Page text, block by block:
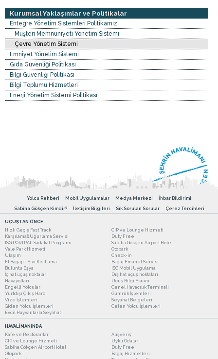
Kurumsal Yaklaşımlar ve Politikalar
Entegre Yönetim Sistemleri Politikamız
Müşteri Memnuniyeti Yönetim Sistemi
Çevre Yönetim Sistemi
Emniyet Yönetim Sistemi
Gıda Güvenliği Politikası
Bilgi Güvenliği Politikası
Bilgi Toplumu Hizmetleri
Enerji Yönetim Sistemi Politikası
Yolcu Rehberi Mobil Uygulamalar Medya Merkezi
İhbar Bildirimi
Sabiha Gökçen Kimdir?
İletişim Bilgileri Sık Sorulan Sorular Çerez Tercihleri
UÇUŞTAN ÖNCE
Hızlı Geçiş Fast Track
CIP ve Lounge Hizmeti
Karşılama&Uğurlama Servisi
Duty Free
ISG PORTPAL Sadakat Programı
Sabiha Gökçen Airport Hotel
Vale Park Hizmeti
Otopark
Ulaşım
Check-in
El Bagajı - Sıvı Kısıtlama
Bagaj Emanet Servisi
Buluntu Eşya
ISG Mobil Uygulama
İç hat uçuş noktaları
Dış hat uçuş noktaları
Havayolları
Uçuş Bilgi Ekranı
Engelli Yolcular
Genel Havacılık Terminali
Yurtdışı Çıkış Harcı
Gümrük İşlemleri
Vize İşlemleri
Seyahat Belgeleri
Giden Yolcu İşlemleri
Gelen Yolcu İşlemleri
Evcil Hayvanlarla Seyahat
HAVALİMANINDA
Kafe ve Restoranlar
Alışveriş
CIP ve Lounge Hizmeti
Uyku Odaları
Sabiha Gökçen Airport Hotel
Duty Free
Otopark
Bagaj Hizmetleri